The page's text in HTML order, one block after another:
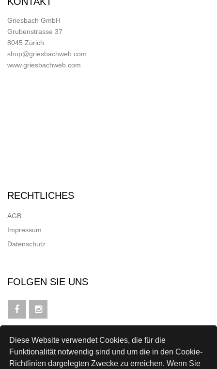
Diese Website verwendet Cookies, die für die
Funktionalität notwendig sind und um die in den Cookie-
Richtlinien dargelegten Zwecke zu erreichen. Wenn Sie
Griesbach GmbH
Grubenstrasse 37
8045 Zürich
shop@griesbachweb.com
www.griesbachweb.com
RECHTLICHES
AGB
Impressum
Datenschutz
FOLGEN SIE UNS
NEWSLETTER